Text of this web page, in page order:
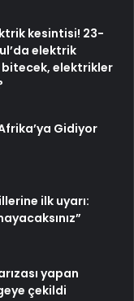
kesintisi! 23-
elektrik
elektrikler
Gidiyor
ilk uyarı:
yapan
çekildi